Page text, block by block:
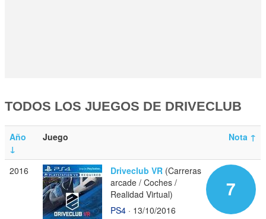
TODOS LOS JUEGOS DE DRIVECLUB
Año
↓
Nota ↑
Juego
2016
7
Driveclub VR (Carreras
arcade / Coches /
Realidad Virtual)
PS4 · 13/10/2016